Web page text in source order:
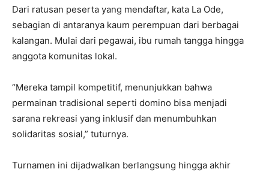
Dari ratusan peserta yang mendaftar, kata La Ode,
sebagian di antaranya kaum perempuan dari berbagai
kalangan. Mulai dari pegawai, ibu rumah tangga hingga
anggota komunitas lokal.
“Mereka tampil kompetitif, menunjukkan bahwa
permainan tradisional seperti domino bisa menjadi
sarana rekreasi yang inklusif dan menumbuhkan
solidaritas sosial,” tuturnya.
Turnamen ini dijadwalkan berlangsung hingga akhir